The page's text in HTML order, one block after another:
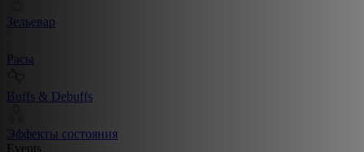
Зельевар
Расы
Buffs & Debuffs
Эффекты состояния
Events